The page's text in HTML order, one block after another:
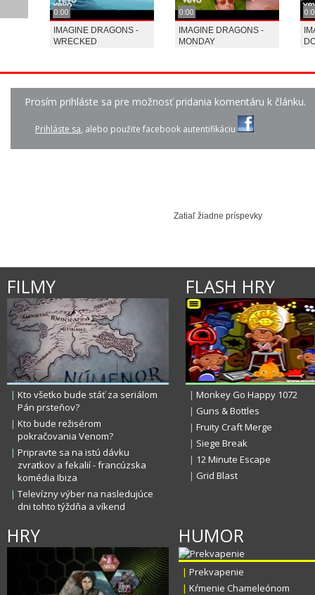
MAROON 5 - MAPS ADELE - SKYFALL JENNIFER
LINDSEY STIRLING - ... KRISTÍNA - SI PRE M... SIA -
0:00
IMAGINE DRAGONS -
WRECKED
0:00
IMAGINE DRAGONS -
MONDAY
Prosím prihláste sa pre možnosť pridania komentáru k článku.
Prihláste sa, alebo použite facebook autentifikáciu
Zatiaľ žiadne príspevky
FILMY
| Kto všetko bude stáť za seriálom
Pán prsteňov?
| Kto bude režisérom
pokračovania Venom?
| Pripravte sa na istú dávku
zvratkov a fekalií - francúzska
komédia Ibiza
| Televízny výber na nasledujúce
dni tohto týždňa a víkend
FLASH HRY
| Monkey Go Happy 1072
| Guns & Bottles
| Fruity Craft Merge
| Siege Break
| 12 Minute Escape
| Grid Blast
HRY HUMOR
| Prekvapenie
| Kŕmenie Chameleónom